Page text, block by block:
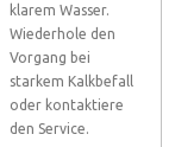
klarem Wasser.
Wiederhole den
Vorgang bei
starkem Kalkbefall
oder kontaktiere
den Service.